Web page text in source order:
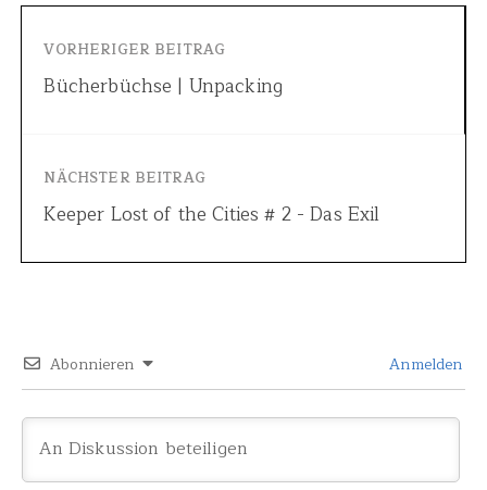
VORHERIGER BEITRAG
Bücherbüchse | Unpacking
NÄCHSTER BEITRAG
Keeper Lost of the Cities # 2 - Das Exil
Abonnieren Anmelden